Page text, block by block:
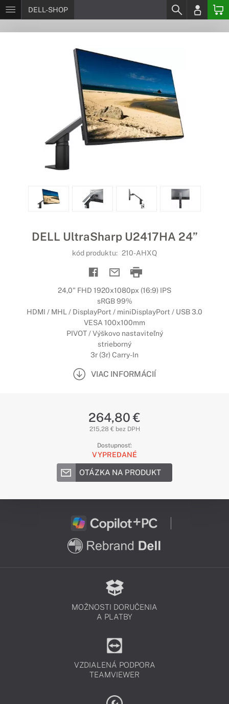
DELL-SHOP
DELL UltraSharp U2417HA 24”
kód produktu: 210-AHXQ
24,0" FHD 1920x1080px (16:9) IPS
sRGB 99%
HDMI / MHL / DisplayPort / miniDisplayPort / USB 3.0
VESA 100x100mm
PIVOT / Výškovo nastaviteľný
strieborný
3r (3r) Carry-In
VIAC INFORMÁCIÍ
264,80 €
215,28 € bez DPH
Dostupnosť:
VYPREDANÉ
OTÁZKA NA PRODUKT
MOŽNOSTI DORUČENIA
A PLATBY
VZDIALENÁ PODPORA
TEAMVIEWER